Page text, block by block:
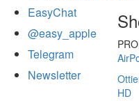
EasyChat
@easy_apple
Telegram
Newsletter
HD